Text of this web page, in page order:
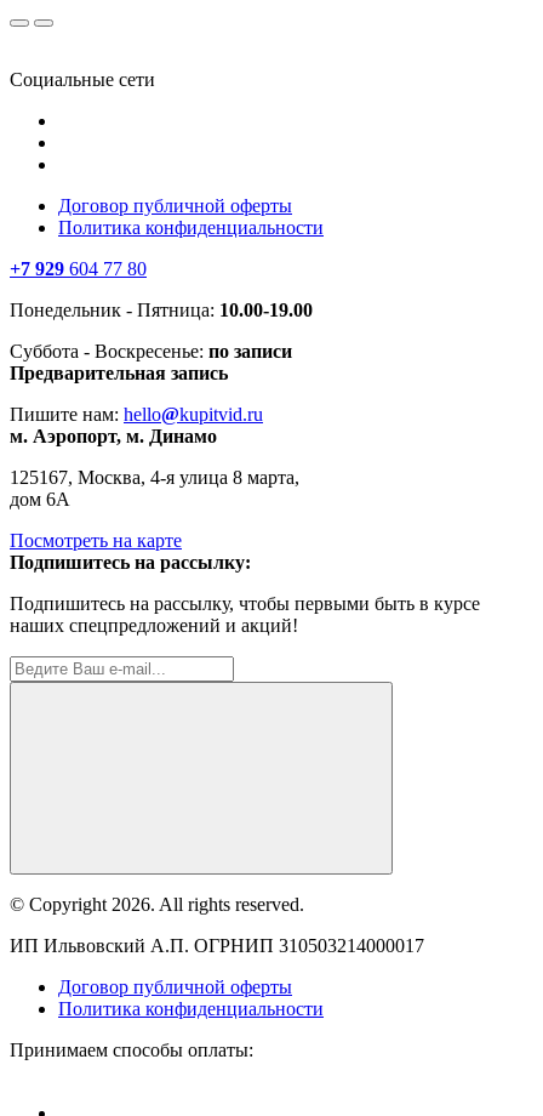
Социальные сети
Договор публичной оферты
Политика конфиденциальности
+7 929 604 77 80
Понедельник - Пятница: 10.00-19.00
Суббота - Воскресенье: по записи
Предварительная запись
Пишите нам: hello@kupitvid.ru
м. Аэропорт, м. Динамо
125167, Москва, 4-я улица 8 марта,
дом 6А
Посмотреть на карте
Подпишитесь на рассылку:
Подпишитесь на рассылку, чтобы первыми быть в курсе
наших спецпредложений и акций!
© Copyright 2026. All rights reserved.
ИП Ильвовский А.П. ОГРНИП 310503214000017
Договор публичной оферты
Политика конфиденциальности
Принимаем способы оплаты: